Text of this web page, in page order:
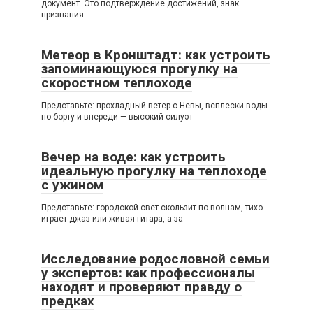
документ. Это подтверждение достижений, знак
признания
Метеор в Кронштадт: как устроить
запоминающуюся прогулку на
скоростном теплоходе
Представьте: прохладный ветер с Невы, всплески воды
по борту и впереди — высокий силуэт
Вечер на воде: как устроить
идеальную прогулку на теплоходе
с ужином
Представьте: городской свет скользит по волнам, тихо
играет джаз или живая гитара, а за
Исследование родословной семьи
у экспертов: как профессионалы
находят и проверяют правду о
предках